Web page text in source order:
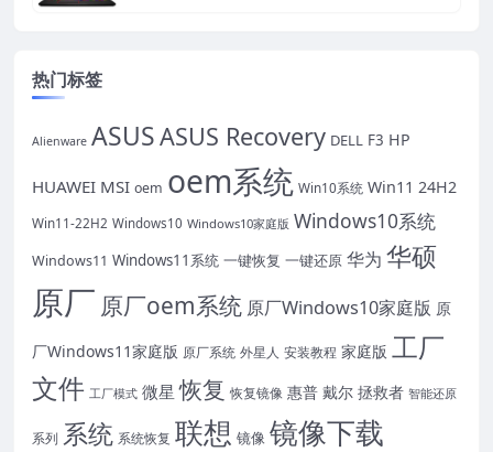
热门标签
Alienware ASUSASUS Recovery DELL F3 HP
HUAWEI MSI oem oem系统 Win10系统 Win11 24H2
Win11-22H2 Windows10 Windows10家庭版 Windows10系统
Windows11 Windows11系统 一键恢复 一键还原 华为 华硕
原厂 原厂oem系统 原厂Windows10家庭版 原
厂Windows11家庭版 原厂系统 外星人 安装教程 家庭版 工厂
文件 工厂模式 微星 恢复 恢复镜像 惠普 戴尔 拯救者 智能还原
系列 系统 系统恢复 联想 镜像 镜像下载